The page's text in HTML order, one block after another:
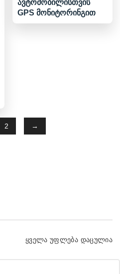
ავტომობილისთვის
GPS მონიტორინგით
2 →
ყველა უფლება დაცულია